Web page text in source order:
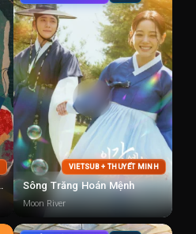
Sarah
VIETSUB + THUYẾT MINH
Sông Trăng Hoán Mệnh
Moon River